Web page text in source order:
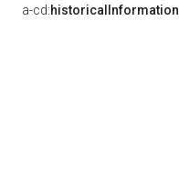
a-cd:historicalInformation